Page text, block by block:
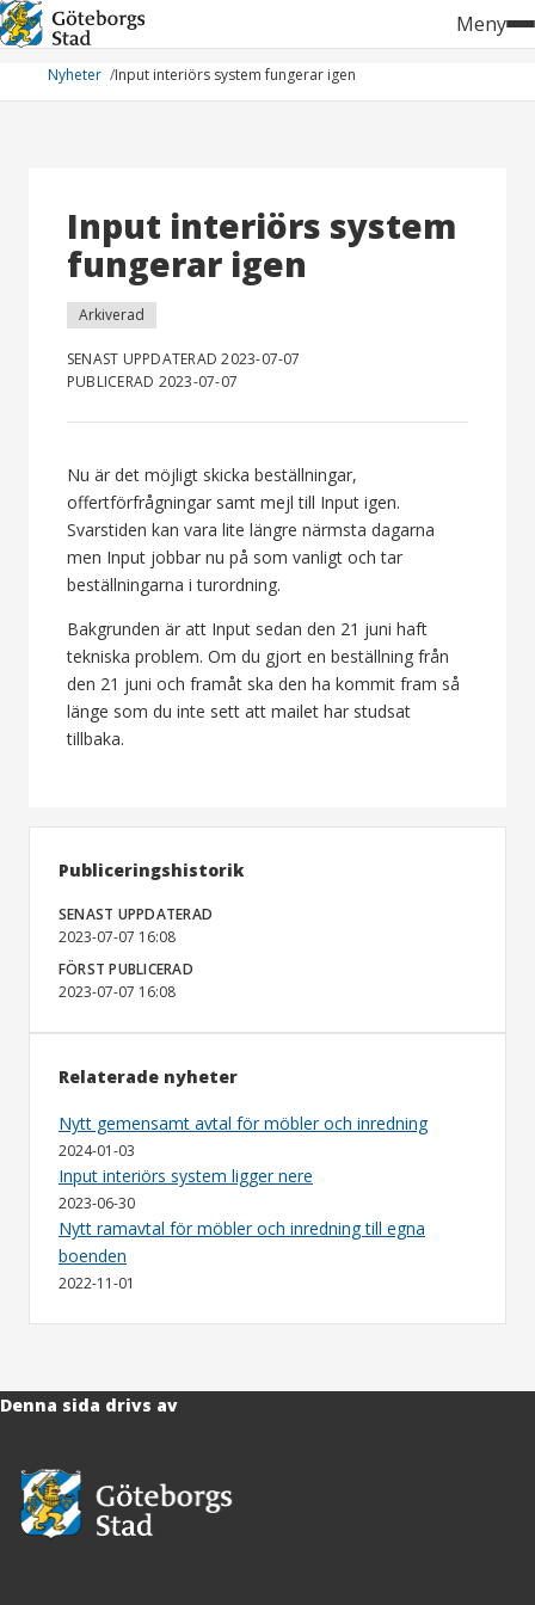
Hoppa
till
innehåll
Meny
Nyheter Input interiörs system fungerar igen
Input interiörs system
fungerar igen
Arkiverad
SENAST UPPDATERAD 2023-07-07
PUBLICERAD 2023-07-07
Nu är det möjligt skicka beställningar,
offertförfrågningar samt mejl till Input igen.
Svarstiden kan vara lite längre närmsta dagarna
men Input jobbar nu på som vanligt och tar
beställningarna i turordning.
Bakgrunden är att Input sedan den 21 juni haft
tekniska problem. Om du gjort en beställning från
den 21 juni och framåt ska den ha kommit fram så
länge som du inte sett att mailet har studsat
tillbaka.
Publiceringshistorik
SENAST UPPDATERAD
2023-07-07 16:08
FÖRST PUBLICERAD
2023-07-07 16:08
Relaterade nyheter
Nytt gemensamt avtal för möbler och inredning
2024-01-03
Input interiörs system ligger nere
2023-06-30
Nytt ramavtal för möbler och inredning till egna
boenden
2022-11-01
Denna sida drivs av